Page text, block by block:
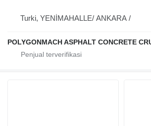
Turki, YENİMAHALLE/ ANKARA /